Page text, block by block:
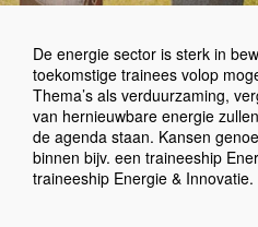
De energie sector is sterk in
toekomstige trainees volop
Thema’s als verduurzaming,
van hernieuwbare energie
de agenda staan. Kansen
binnen bijv. een traineeship
traineeship Energie & Innovatie.